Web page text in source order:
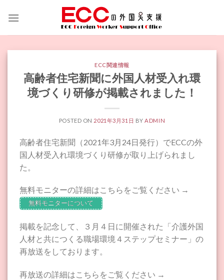
ECC関連情報
高齢者住宅新聞に外国人材受入れ環
境づくり研修が掲載されました！
POSTED ON 2021年3月31日 BY ADMIN
高齢者住宅新聞（2021年3月24日発行）でECCの外
国人材受入れ環境づくり研修が取り上げられまし
た。
無料モニターの詳細はこちらをご覧ください →
無料モニターについて
掲載を記念して、３月４日に開催された「介護外国
人材と共につくる職場環境４ステップセミナー」の
再放送をしております。
再放送の詳細はこちらをご覧ください →